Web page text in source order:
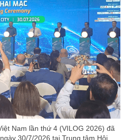
Nam lần thứ 4 (VILOG 2026) đã
30/7/2026 tại Trung tâm Hội